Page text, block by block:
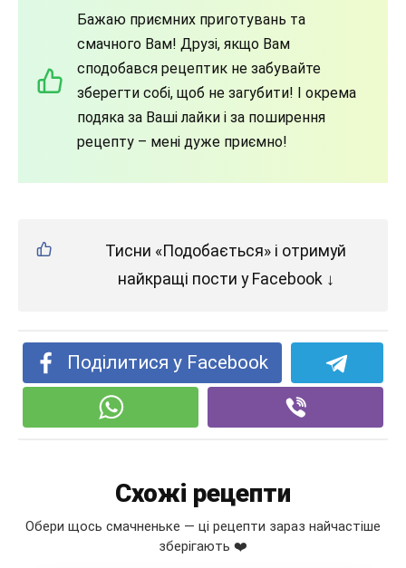
Бажаю приємних приготувань та
смачного Вам! Друзі, якщо Вам
сподобався рецептик не забувайте
зберегти собі, щоб не загубити! І окрема
подяка за Ваші лайки і за поширення
рецепту – мені дуже приємно!
Тисни «Подобається» і отримуй
найкращі пости у Facebook ↓
Поділитися у Facebook
Схожі рецепти
Обери щось смачненьке — ці рецепти зараз найчастіше
зберігають ❤️